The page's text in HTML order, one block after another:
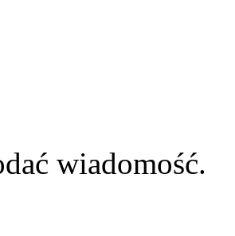
wiadomość.